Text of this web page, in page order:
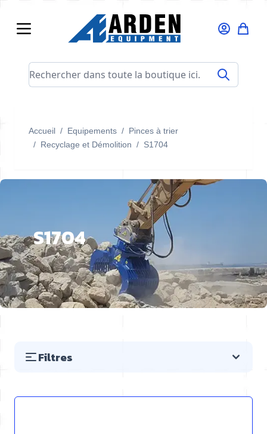
Rechercher dans toute la boutique ici...
Accueil / Equipements / Pinces à trier
/ Recyclage et Démolition / S1704
S1704
Filtres